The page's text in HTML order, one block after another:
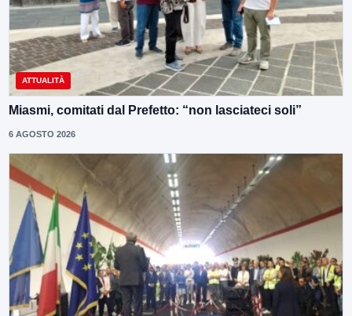
ATTUALITÀ
Miasmi, comitati dal Prefetto: “non lasciateci soli”
6 AGOSTO 2026